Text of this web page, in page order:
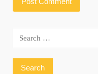
Search